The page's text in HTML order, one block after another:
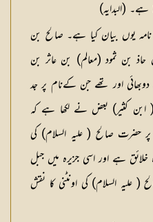
ہے۔ (البدایہ)
یوں بیان کیا ہے۔ صالح بن
بن ثمود (معالم) بن عاثر بن
اور تھے جن کےنام پر جد
ابن کثیر) بعض نے لکھا ہے کہ
حضرت صالح ( علیہ السلام) کی
ہے اور اسی جزیرہ میں جبل
علیہ السلام) کی اونٹنی کا نقش